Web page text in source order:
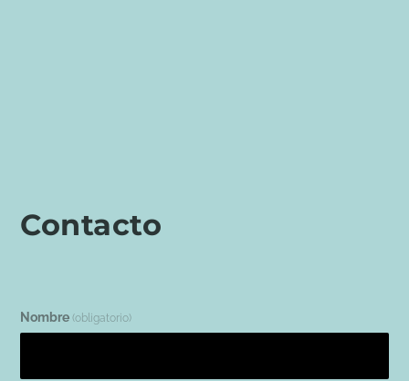
Contacto
Nombre (obligatorio)